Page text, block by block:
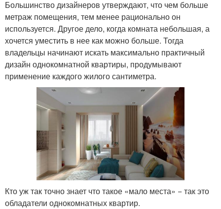
Большинство дизайнеров утверждают, что чем больше
метраж помещения, тем менее рационально он
используется. Другое дело, когда комната небольшая, а
хочется уместить в нее как можно больше. Тогда
владельцы начинают искать максимально практичный
дизайн однокомнатной квартиры, продумывают
применение каждого жилого сантиметра.
Кто уж так точно знает что такое «мало места» − так это
обладатели однокомнатных квартир.